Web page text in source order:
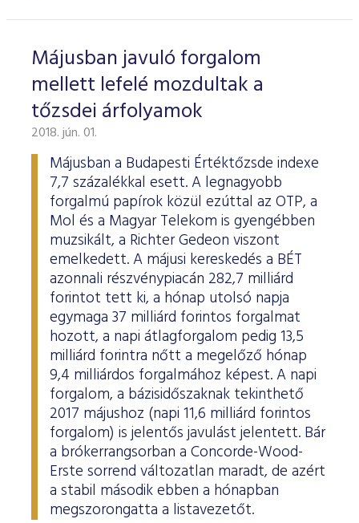
Májusban javuló forgalom
mellett lefelé mozdultak a
tőzsdei árfolyamok
2018. jún. 01.
Májusban a Budapesti Értéktőzsde indexe
7,7 százalékkal esett. A legnagyobb
forgalmú papírok közül ezúttal az OTP, a
Mol és a Magyar Telekom is gyengébben
muzsikált, a Richter Gedeon viszont
emelkedett. A májusi kereskedés a BÉT
azonnali részvénypiacán 282,7 milliárd
forintot tett ki, a hónap utolsó napja
egymaga 37 milliárd forintos forgalmat
hozott, a napi átlagforgalom pedig 13,5
milliárd forintra nőtt a megelőző hónap
9,4 milliárdos forgalmához képest. A napi
forgalom, a bázisidőszaknak tekinthető
2017 májushoz (napi 11,6 milliárd forintos
forgalom) is jelentős javulást jelentett. Bár
a brókerrangsorban a Concorde-Wood-
Erste sorrend változatlan maradt, de azért
a stabil második ebben a hónapban
megszorongatta a listavezetőt.